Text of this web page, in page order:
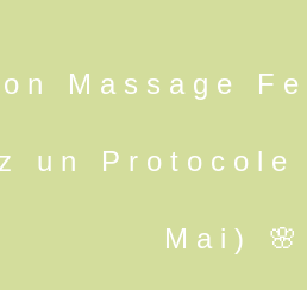
Massage
un Protocole
Mai) 🌸